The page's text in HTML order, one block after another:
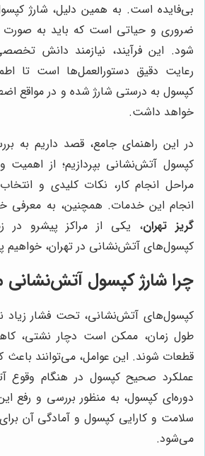
بی‌فایده است. به همین دلیل، شارژ
ضروری و حیاتی است که باید به صورت
شود. این فرآیند، نیازمند دانش
رعایت دقیق دستورالعمل‌ها است تا
کپسول به درستی شارژ شده و در مواقع
خواهد داشت.
در این راهنمای جامع، قصد داریم به
کپسول آتش‌نشانی بپردازیم؛ از اهمیت
مراحل انجام کار، نکات کلیدی و
انجام این خدمات. همچنین، به
گریز تهران، یکی از مراکز پیشرو در
کپسول‌های آتش‌نشانی در تهران، خواهیم
چرا شارژ کپسول
کپسول‌های آتش‌نشانی، تحت فشار زیاد
طول زمان، ممکن است دچار نشتی،
قطعات شوند. این عوامل، می‌توانند
عملکرد صحیح کپسول در هنگام وقوع
دوره‌ای کپسول، به منظور بررسی و رفع
سلامت و کارایی کپسول و آمادگی آن برای
می‌شود.